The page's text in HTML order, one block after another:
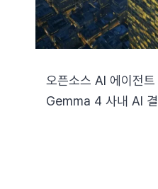
오픈소스 AI 에이전
Gemma 4 사내 AI